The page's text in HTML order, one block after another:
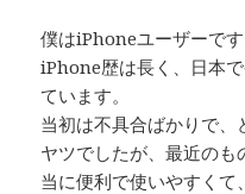
僕はiPhoneユーザーです
iPhone歴は長く、日本
ています。
当初は不具合ばかりで、
ヤツでしたが、最近の
当に便利で使いやすく